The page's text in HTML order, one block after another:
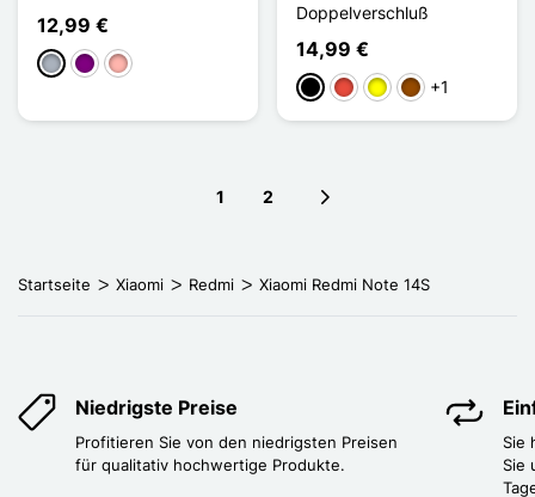
12,99 €
GrauViolettRoségold
Doppelverschluß
14,99 €
Schwarz
Rot GelbBraun
+1
1 2
Startseite Xiaomi Redmi Xiaomi Redmi Note 14S
Niedrigste Preise
Profitieren Sie von den niedrigsten Preisen
für qualitativ hochwertige Produkte.
Sie
Sie